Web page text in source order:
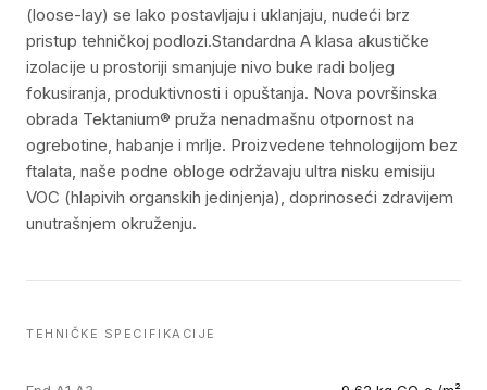
(loose-lay) se lako postavljaju i uklanjaju, nudeći brz
pristup tehničkoj podlozi.Standardna A klasa akustičke
izolacije u prostoriji smanjuje nivo buke radi boljeg
fokusiranja, produktivnosti i opuštanja. Nova površinska
obrada Tektanium® pruža nenadmašnu otpornost na
ogrebotine, habanje i mrlje. Proizvedene tehnologijom bez
ftalata, naše podne obloge održavaju ultra nisku emisiju
VOC (hlapivih organskih jedinjenja), doprinoseći zdravijem
unutrašnjem okruženju.
TEHNIČKE SPECIFIKACIJE